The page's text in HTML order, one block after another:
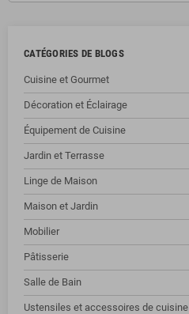
CATÉGORIES DE BLOGS
Cuisine et Gourmet
Décoration et Éclairage
Équipement de Cuisine
Jardin et Terrasse
Linge de Maison
Maison et Jardin
Mobilier
Pâtisserie
Salle de Bain
Ustensiles et accessoires de cuisine